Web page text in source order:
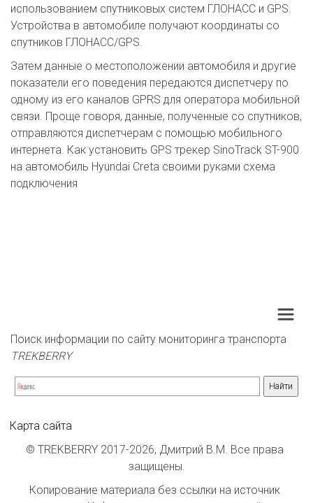
использованием спутниковых систем ГЛОНАСС и GPS.
Устройства в автомобиле получают координаты со
спутников ГЛОНАСС/GPS.
Затем данные о местоположении автомобиля и другие
показатели его поведения передаются диспетчеру по
одному из его каналов GPRS для оператора мобильной
связи. Проще говоря, данные, полученные со спутников,
отправляются диспетчерам с помощью мобильного
интернета. Как установить GPS трекер SinoTrack ST-900
на автомобиль Hyundai Creta своими руками схема
подключения
Поиск информации по сайту мониторинга транспорта
TREKBERRY
Карта сайта
© TREKBERRY 2017-2026, Дмитрий В.М. Все права
защищены.
Копирование материала без ссылки на источник